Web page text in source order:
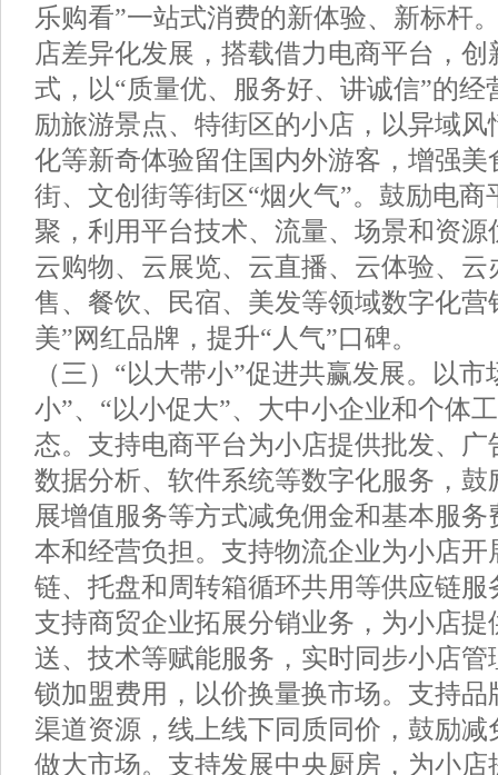
乐购看”一站式消费的新体验、新标杆
店差异化发展，搭载借力电商平台，
式，以“质量优、服务好、讲诚信”的
励旅游景点、特街区的小店，以异域
化等新奇体验留住国内外游客，增强
街、文创街等街区“烟火气”。鼓励电商
聚，利用平台技术、流量、场景和资
云购物、云展览、云直播、云体验、
售、餐饮、民宿、美发等领域数字化营
美”网红品牌，提升“人气”口碑。
（三）“以大带小”促进共赢发展。以
小”、“以小促大”、大中小企业和个体
态。支持电商平台为小店提供批发、
数据分析、软件系统等数字化服务，
展增值服务等方式减免佣金和基本服
本和经营负担。支持物流企业为小店
链、托盘和周转箱循环共用等供应链
支持商贸企业拓展分销业务，为小店
送、技术等赋能服务，实时同步小店
锁加盟费用，以价换量换市场。支持
渠道资源，线上线下同质同价，鼓励
做大市场。支持发展中央厨房，为小